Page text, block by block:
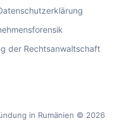
der Rechtsanwaltschaft
in Rumänien © 2026